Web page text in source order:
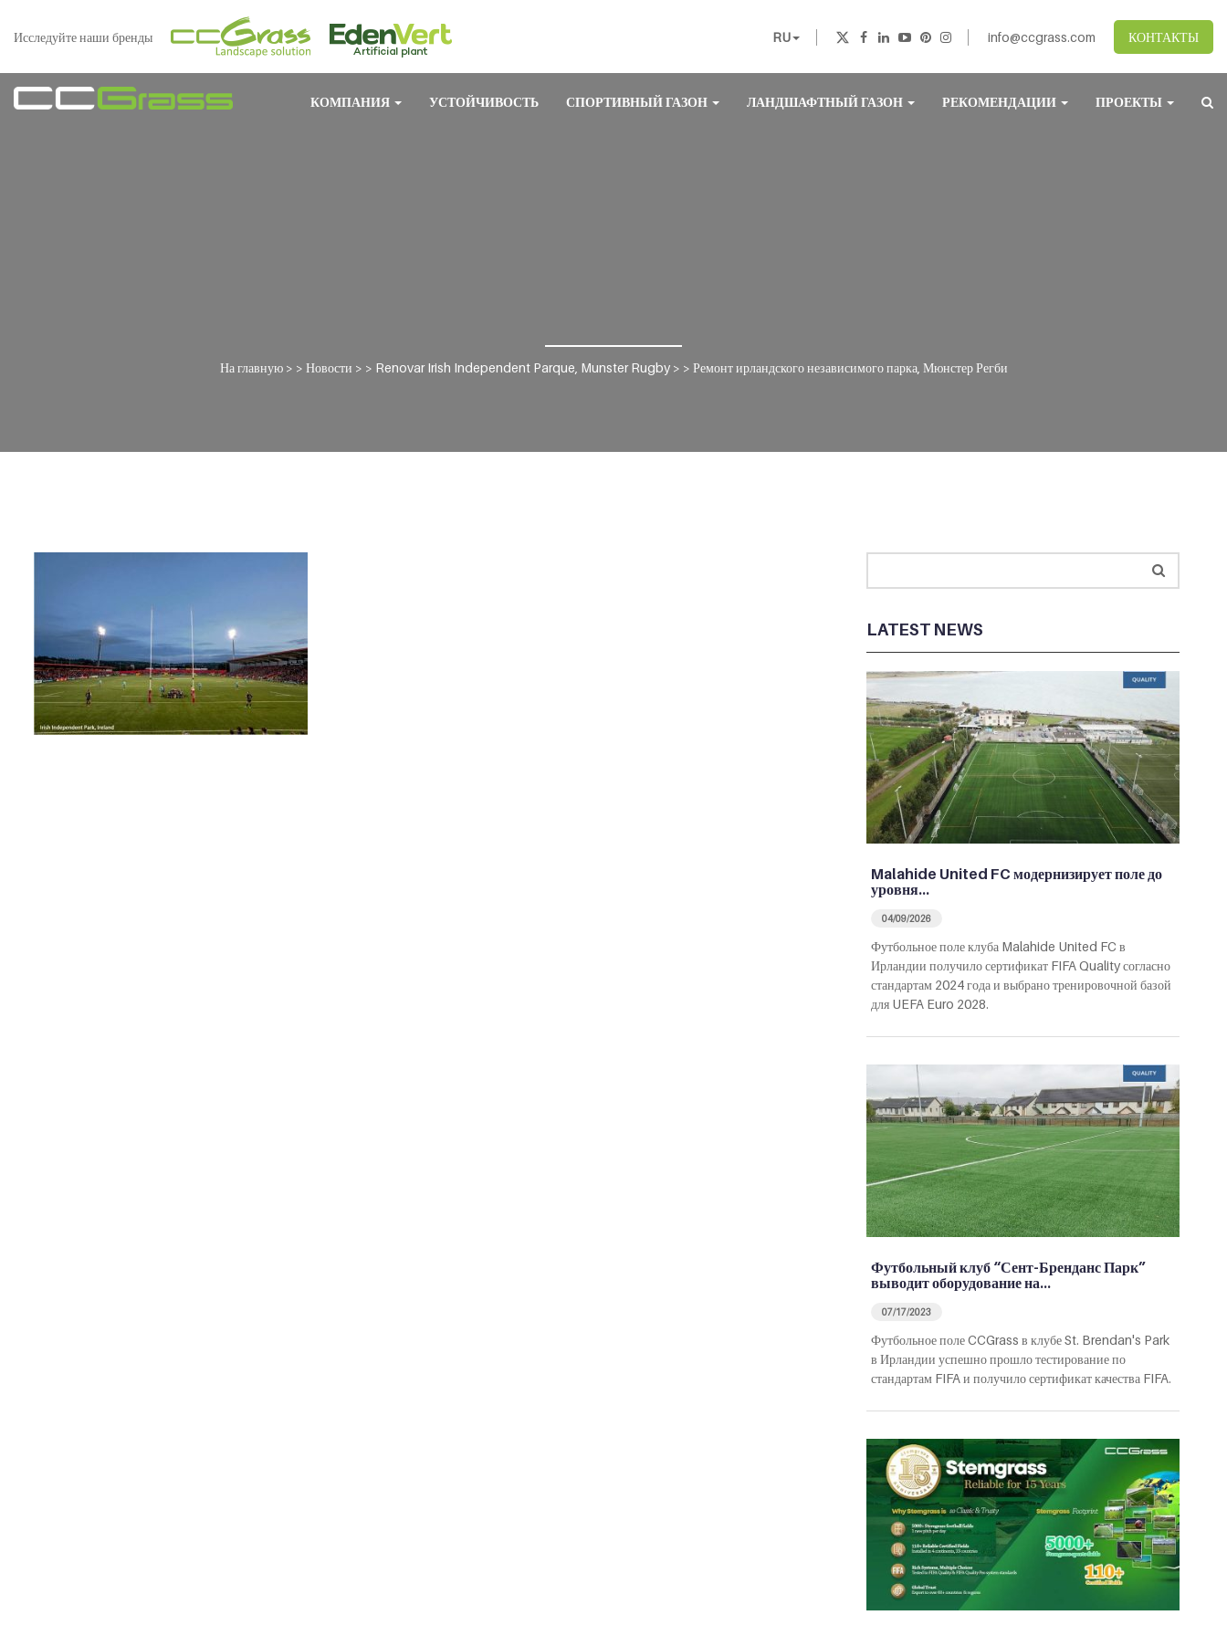
Исследуйте наши бренды RU info@ccgrass.com КОНТАКТЫ
КОМПАНИЯ УСТОЙЧИВОСТЬ СПОРТИВНЫЙ ГАЗОН ЛАНДШАФТНЫЙ ГАЗОН РЕКОМЕНДАЦИИ ПРОЕКТЫ
На главную> > Новости > > Renovar Irish Independent Parque, Munster Rugby> > Ремонт ирландского независимого парка, Мюнстер Регби
LATEST NEWS
Malahide United FC модернизирует поле до
уровня…
04/09/2026
Футбольное поле клуба Malahide United FC в
Ирландии получило сертификат FIFA Quality согласно
стандартам 2024 года и выбрано тренировочной базой
для UEFA Euro 2028.
Футбольный клуб “Сент-Бренданс Парк”
выводит оборудование на…
07/17/2023
Футбольное поле CCGrass в клубе St. Brendan's Park
в Ирландии успешно прошло тестирование по
стандартам FIFA и получило сертификат качества FIFA.